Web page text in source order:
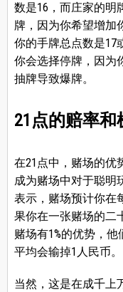
数是16，而庄家的明
牌，因为你希望增加
你的手牌总点数是17
你会选择停牌，因为
抽牌导致爆牌。
21点的赔率和
在21点中，赌场的优
成为赌场中对于聪明
表示，赌场预计你在
果你在一张赌场的二
赌场有1%的优势，
平均会输掉1人民币。
当然，这是在成千上